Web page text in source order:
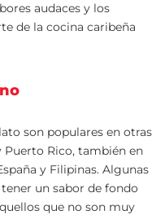
audaces y los
de la cocina caribeña
son populares en otras
Puerto Rico, también en
y Filipinas. Algunas
un sabor de fondo
que no son muy